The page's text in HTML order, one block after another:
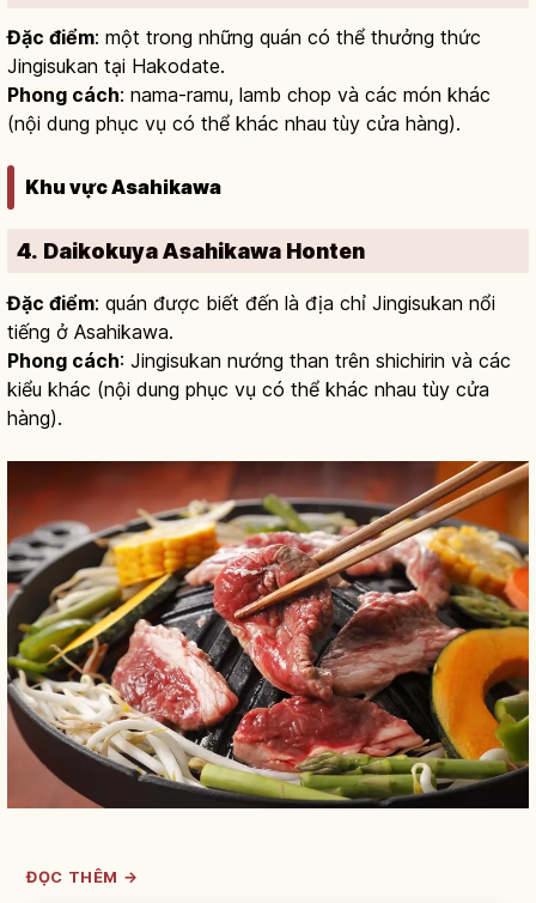
Đặc điểm: một trong những quán có thể thưởng thức
Jingisukan tại Hakodate.
Phong cách: nama-ramu, lamb chop và các món khác
(nội dung phục vụ có thể khác nhau tùy cửa hàng).
Khu vực Asahikawa
4. Daikokuya Asahikawa Honten
Đặc điểm: quán được biết đến là địa chỉ Jingisukan nổi
tiếng ở Asahikawa.
Phong cách: Jingisukan nướng than trên shichirin và các
kiểu khác (nội dung phục vụ có thể khác nhau tùy cửa
hàng).
ĐỌC THÊM →